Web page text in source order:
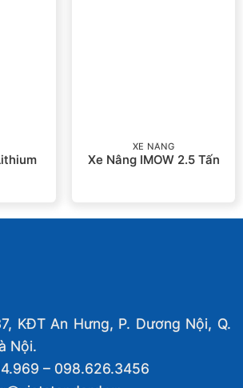
XE NÂNG
Xe Nâng IMOW 2.5 Tấn
KĐT An Hưng, P. Dương Nội, Q.
Nội.
– 098.626.3456